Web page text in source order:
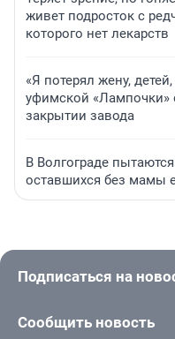
живет подросток с
которого нет лекарств
«Я потерял жену,
уфимской «Лампочки»
закрытии завода
В Волгограде
оставшихся без мамы
Подписаться на
Сообщить новость